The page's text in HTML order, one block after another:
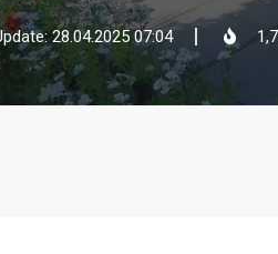
28.04.2025 07:04